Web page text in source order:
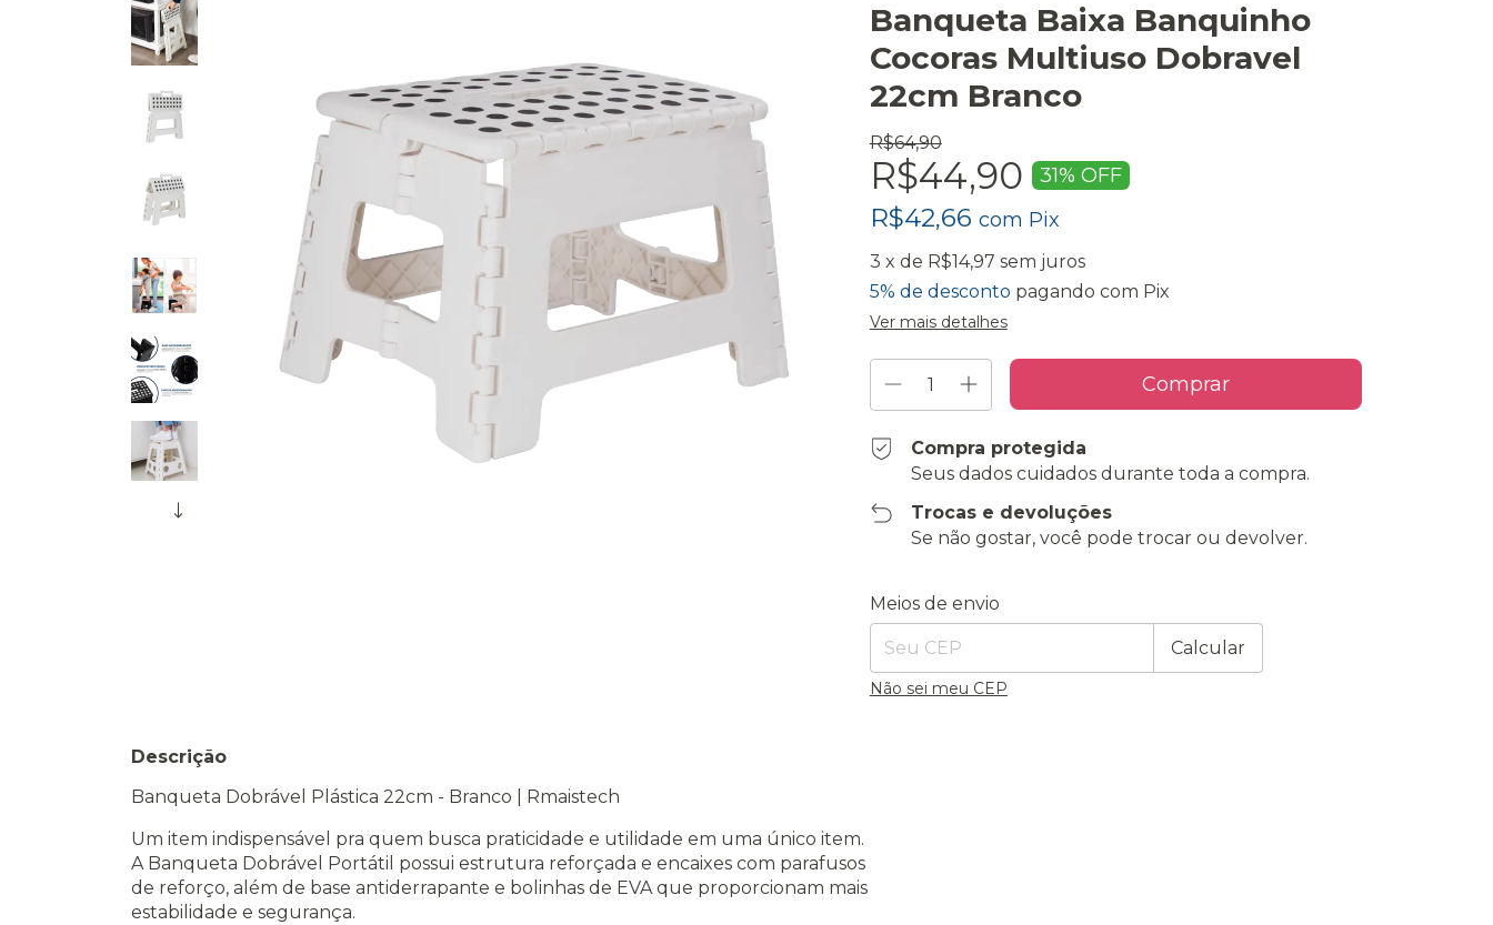
Banqueta Baixa Banquinho
Cocoras Multiuso Dobravel
22cm Branco
R$64,90
R$44,90 31% OFF
R$42,66 com Pix
3 x de R$14,97 sem juros
5% de desconto pagando com Pix
Ver mais detalhes
Compra protegida
Seus dados cuidados durante toda a compra.
Trocas e devoluções
Se não gostar, você pode trocar ou devolver.
Entregas para o CEP:
Meios de envio
Calcular
Não sei meu CEP
Descrição
Banqueta Dobrável Plástica 22cm - Branco | Rmaistech
Um item indispensável pra quem busca praticidade e utilidade em uma único item.
A Banqueta Dobrável Portátil possui estrutura reforçada e encaixes com parafusos
de reforço, além de base antiderrapante e bolinhas de EVA que proporcionam mais
estabilidade e segurança.